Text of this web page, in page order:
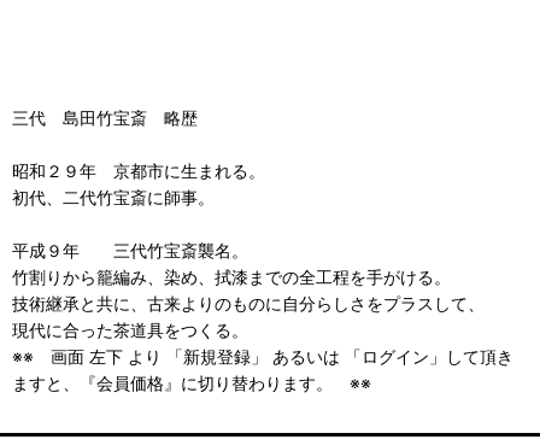
三代 島田竹宝斎 略歴
昭和２９年 京都市に生まれる。
初代、二代竹宝斎に師事。
平成９年 三代竹宝斎襲名。
竹割りから籠編み、染め、拭漆までの全工程を手がける。
技術継承と共に、古来よりのものに自分らしさをプラスして、
現代に合った茶道具をつくる。
※※ 画面 左下 より 「新規登録」 あるいは 「ログイン」して頂き
ますと、『会員価格』に切り替わります。 ※※